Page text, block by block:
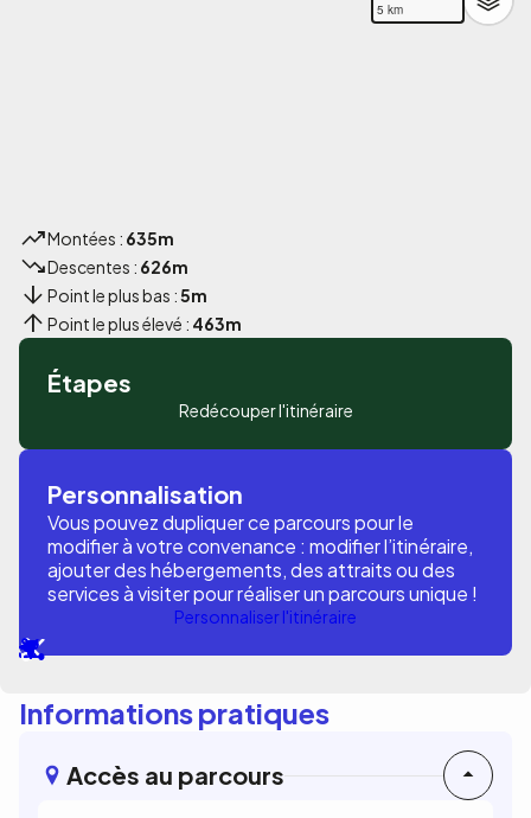
5 km
Montées : 635m
Descentes : 626m
Point le plus bas :5m
Point le plus élevé : 463m
Étapes
Redécouper l'itinéraire
Personnalisation
Vous pouvez dupliquer ce parcours pour le
modifier à votre convenance : modifier l’itinéraire,
ajouter des hébergements, des attraits ou des
services à visiter pour réaliser un parcours unique !
Personnaliser l'itinéraire
Informations pratiques
Accès au parcours